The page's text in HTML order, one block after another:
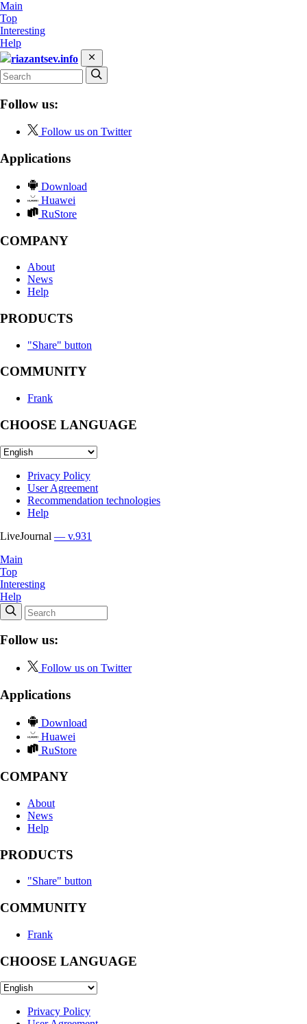
Main
Top
Interesting
Help
riazantsev.info
Follow us:
Follow us on Twitter
Applications
Download
Huawei
RuStore
COMPANY
About
News
Help
PRODUCTS
"Share" button
COMMUNITY
Frank
CHOOSE LANGUAGE
Privacy Policy
User Agreement
Recommendation technologies
Help
LiveJournal — v.931
Main
Top
Interesting
Help
Follow us:
Follow us on Twitter
Applications
Download
Huawei
RuStore
COMPANY
About
News
Help
PRODUCTS
"Share" button
COMMUNITY
Frank
CHOOSE LANGUAGE
Privacy Policy